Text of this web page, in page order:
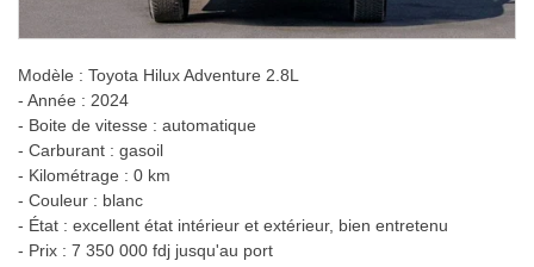
Modèle : Toyota Hilux Adventure 2.8L
- Année : 2024
- Boite de vitesse : automatique
- Carburant : gasoil
- Kilométrage : 0 km
- Couleur : blanc
- État : excellent état intérieur et extérieur, bien entretenu
- Prix : 7 350 000 fdj jusqu'au port